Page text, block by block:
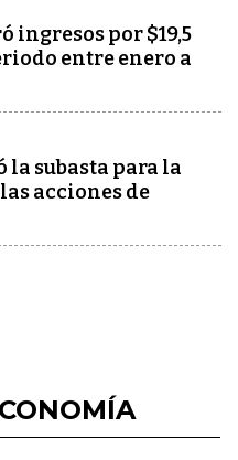
ingresos por $19,5
entre enero a
subasta para la
acciones de